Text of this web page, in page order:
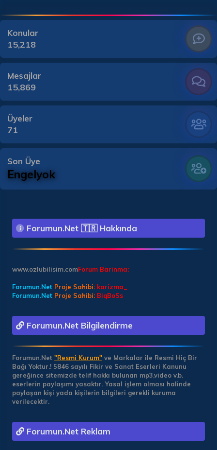
Konular
15,218
Mesajlar
15,869
Üyeler
71
Son Üye
Engelyok
Forumun.Net 🇹🇷 Hakkında
Forum Barinma:
www.ozlubilisim.com
Forumun.Net Proje Sahibi: karizma_
Forumun.Net Proje Sahibi: BiqBoSs
Forumun.Net Bilgilendirme
Forumun.Net "Resmi Kurum" ve Markalar ile Resmi Hiç Bir
Bağı Yoktur.! 5846 sayılı Fikir ve Sanat Eserleri Kanunu
gereğince sitemizde telif hakkı bulunan mp3,video v.b.
eserlerin paylaşımı yasaktır. Yasal işlem olması halinde
paylaşan kişi yada kişilerin bilgileri gerekli kuruma
verilecektir.
Forumun.Net Reklam